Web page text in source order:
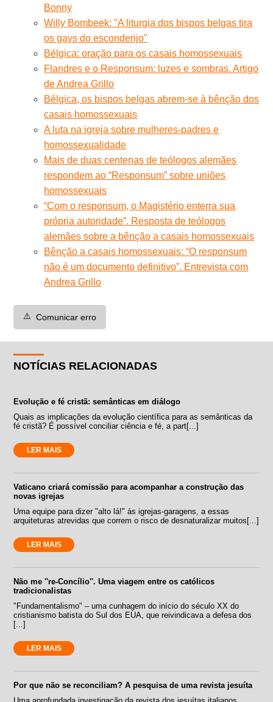
Bonny
Willy Bombeek: "A liturgia dos bispos belgas tira
os gays do esconderijo"
Bélgica: oração para os casais homossexuais
Flandres e o Responsum: luzes e sombras. Artigo
de Andrea Grillo
Bélgica, os bispos belgas abrem-se à bênção dos
casais homossexuais
A luta na igreja sobre mulheres-padres e
homossexualidade
Mais de duas centenas de teólogos alemães
respondem ao “Responsum” sobre uniões
homossexuais
“Com o responsum, o Magistério enterra sua
própria autoridade”. Resposta de teólogos
alemães sobre a bênção a casais homossexuais
Bênção a casais homossexuais: “O responsum
não é um documento definitivo”. Entrevista com
Andrea Grillo
⚠️ Comunicar erro
NOTÍCIAS RELACIONADAS
Evolução e fé cristã: semânticas em diálogo
Quais as implicações da evolução científica para as semânticas da
fé cristã? É possível conciliar ciência e fé, a part[...]
LER MAIS
Vaticano criará comissão para acompanhar a construção das
novas igrejas
Uma equipe para dizer "alto lá!" às igrejas-garagens, a essas
arquiteturas atrevidas que correm o risco de desnaturalizar muitos[...]
LER MAIS
Não me ''re-Concílio''. Uma viagem entre os católicos
tradicionalistas
"Fundamentalismo" – uma cunhagem do início do século XX do
cristianismo batista do Sul dos EUA, que reivindicava a defesa dos
[...]
LER MAIS
Por que não se reconciliam? A pesquisa de uma revista jesuíta